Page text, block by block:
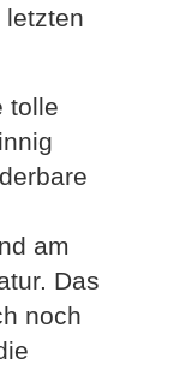
letzten
tolle
am
Das
noch